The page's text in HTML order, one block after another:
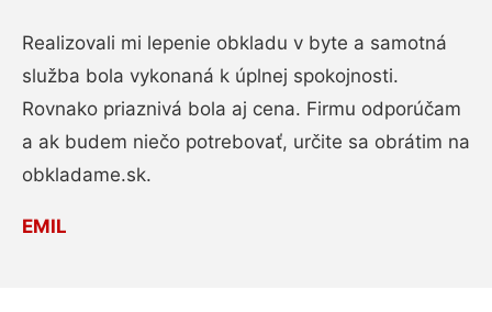
Realizovali mi lepenie obkladu v byte a samotná
služba bola vykonaná k úplnej spokojnosti.
Rovnako priaznivá bola aj cena. Firmu odporúčam
a ak budem niečo potrebovať, určite sa obrátim na
obkladame.sk.
EMIL